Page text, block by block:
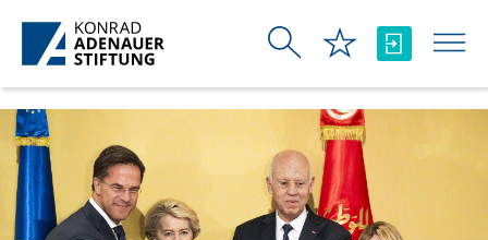
Skip to Main Content